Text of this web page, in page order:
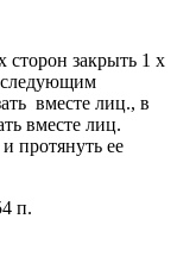
сторон закрыть 1 х
следующим
вместе лиц., в
вместе лиц.
протянуть ее
п.